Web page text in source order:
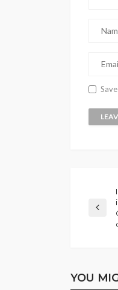
YOU